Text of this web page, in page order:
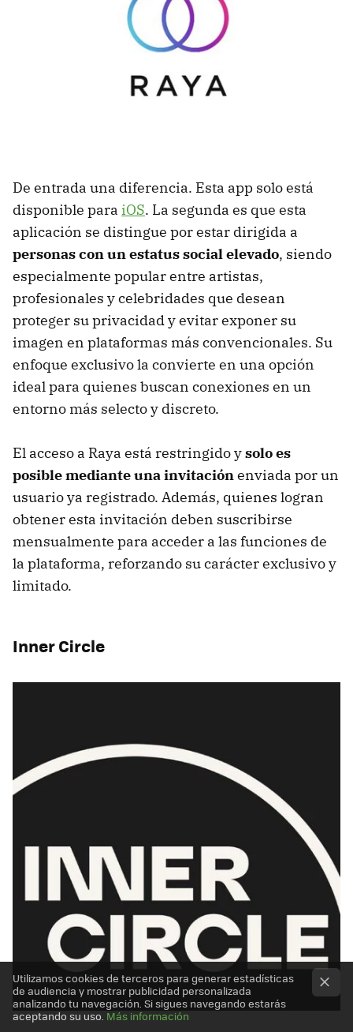
De entrada una diferencia. Esta app solo está
disponible para iOS. La segunda es que esta
aplicación se distingue por estar dirigida a
personas con un estatus social elevado, siendo
especialmente popular entre artistas,
profesionales y celebridades que desean
proteger su privacidad y evitar exponer su
imagen en plataformas más convencionales. Su
enfoque exclusivo la convierte en una opción
ideal para quienes buscan conexiones en un
entorno más selecto y discreto.
El acceso a Raya está restringido ysolo es
posible mediante una invitaciónenviada por un
usuario ya registrado. Además, quienes logran
obtener esta invitación deben suscribirse
mensualmente para acceder a las funciones de
la plataforma, reforzando su carácter exclusivo y
limitado.
Inner Circle
Utilizamos cookies de terceros para generar estadísticas
de audiencia y mostrar publicidad personalizada
analizando tu navegación. Si sigues navegando estarás
aceptando su uso. Más información